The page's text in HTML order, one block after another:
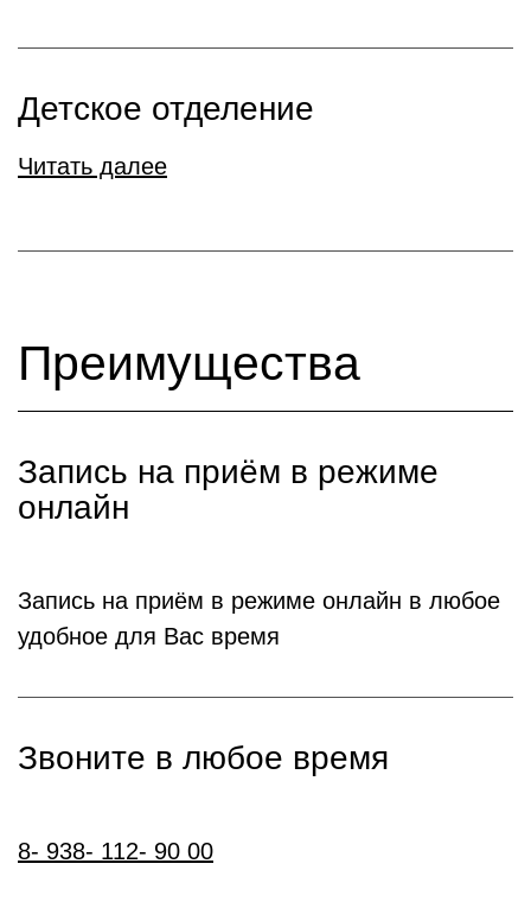
Детское отделение
Читать далее
Преимущества
Запись на приём в режиме
онлайн
Запись на приём в режиме онлайн в любое
удобное для Вас время
Звоните в любое время
8- 938- 112- 90 00